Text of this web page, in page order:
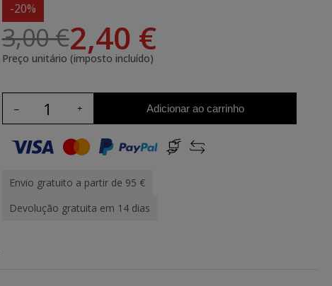
-20%
3,00 €2,40 €
Preço unitário (imposto incluído)
Adicionar ao carrinho
Envio gratuito a partir de 95 €
Devolução gratuita em 14 dias